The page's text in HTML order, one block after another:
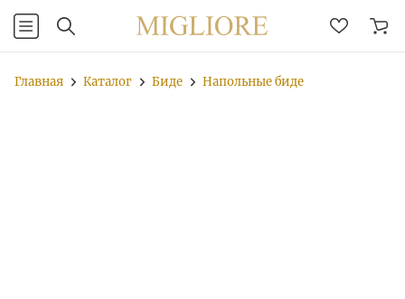
Главная Каталог Биде Напольные биде